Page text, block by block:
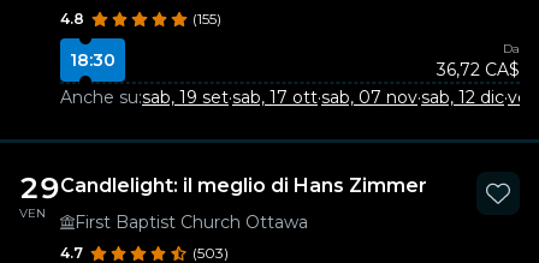
4.8 (155)
18:30
Da
36,72 CA$
Anche su:sab, 19 set·sab, 17 ott·sab, 07 nov·sab, 12 dic·
29
VEN
Candlelight: il meglio di Hans Zimmer
First Baptist Church Ottawa
4.7 (503)